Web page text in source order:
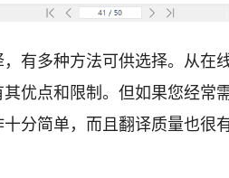
有多种方法可供选择。从在
优点和限制。但如果您经常
分简单，而且翻译质量也很有